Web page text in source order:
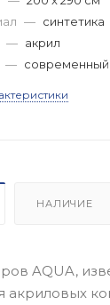
— синтетика
— акрил
— современный
НАЛИЧИЕ
AQUA,
акриловых